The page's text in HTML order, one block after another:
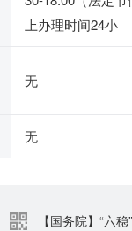
上办理时间24小
无
无
【国务院】“六